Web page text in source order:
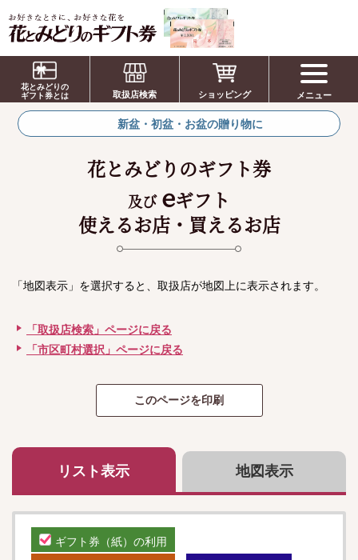
お祝い、お盆、新盆、お彼岸、喪中、お供
え、見舞い、返事、供花、線香贈答におすす
めのギフト
花とみどりの
ギフト券とは
取扱店検索 ショッピング メニュー
新盆・初盆・お盆の贈り物に
花とみどりのギフト券
及び eギフト
使えるお店・買えるお店
「地図表示」を選択すると、取扱店が地図上に表示されます。
「取扱店検索」ページに戻る
「市区町村選択」ページに戻る
リスト表示 地図表示
ギフト券（紙）の利用